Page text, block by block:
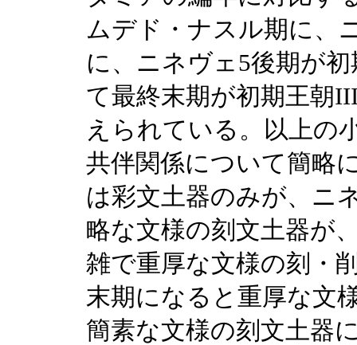
ムデド・ナスル期に、
に、ニネヴェ5後期が
て最終末期が初期王朝
えられている。以上の
共伴関係について簡略
は彩文土器のみが、ニ
略な文様の刻文土器が
雑で重厚な文様の刻・
末期になると重厚な文
簡素な文様の刻文土器